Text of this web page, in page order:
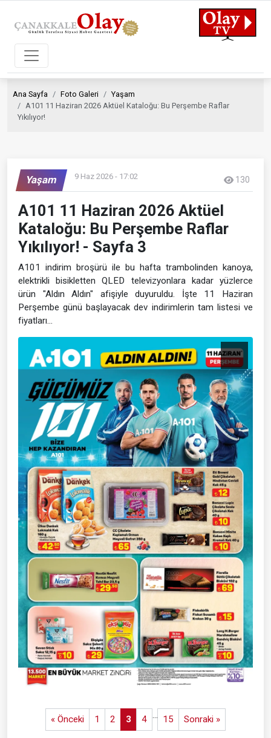
Ana Sayfa Foto Galeri
Yaşam
A101 11 Haziran 2026 Aktüel Kataloğu: Bu Perşembe Raflar
Yıkılıyor!
Yaşam 9 Haz 2026 - 17:02 130
A101 11 Haziran 2026 Aktüel
Kataloğu: Bu Perşembe Raflar
Yıkılıyor! - Sayfa 3
A101 indirim broşürü ile bu hafta trambolinden kanoya,
elektrikli bisikletten QLED televizyonlara kadar yüzlerce
ürün "Aldın Aldın" afişiyle duyuruldu. İşte 11 Haziran
Perşembe günü başlayacak dev indirimlerin tam listesi ve
fiyatları...
« Önceki 1 2 3 4 15 Sonraki »